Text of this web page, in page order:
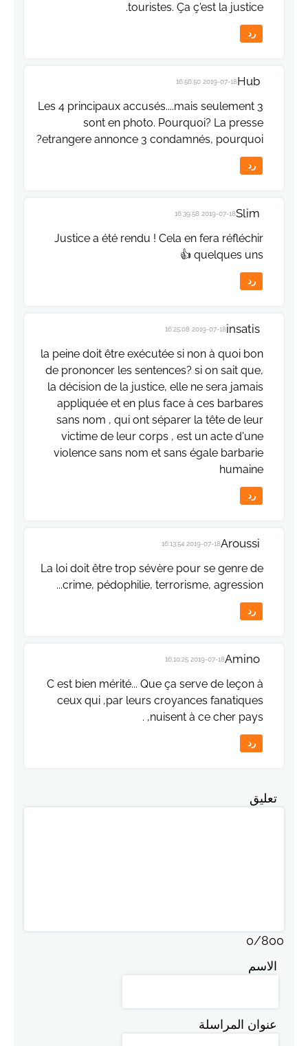
touristes. Ça ç'est la justice.
رد
Hub
2019-07-18 16:56:50
Les 4 principaux accusés....mais seulement 3
sont en photo. Pourquoi? La presse
etrangere annonce 3 condamnés, pourquoi?
رد
Slim
2019-07-18 16:39:58
Justice a été rendu ! Cela en fera réfléchir
quelques uns 👍
رد
insatis
2019-07-18 16:25:08
la peine doit être exécutée si non à quoi bon
de prononcer les sentences? si on sait que,
la décision de la justice, elle ne sera jamais
appliquée et en plus face à ces barbares
sans nom , qui ont séparer la tête de leur
victime de leur corps , est un acte d'une
violence sans nom et sans égale barbarie
humaine
رد
Aroussi
2019-07-18 16:13:54
La loi doit être trop sévère pour se genre de
crime, pédophilie, terrorisme, agression...
رد
Amino
2019-07-18 16:10:25
C est bien mérité... Que ça serve de leçon à
ceux qui ,par leurs croyances fanatiques
,nuisent à ce cher pays .
رد
تعليق
0/800
الاسم
عنوان المراسلة